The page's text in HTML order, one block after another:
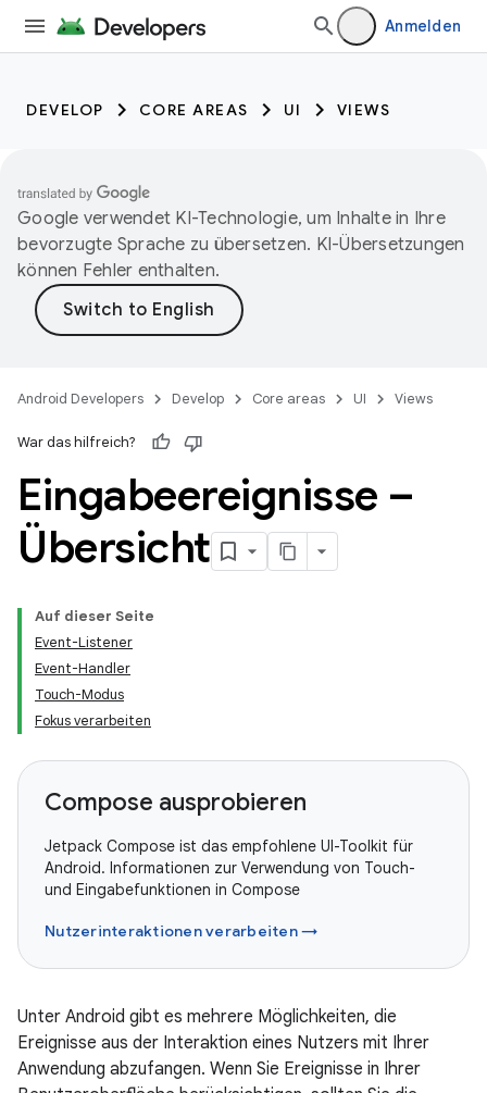
Anmelden
DEVELOP CORE AREAS UI VIEWS
Google verwendet KI-Technologie, um Inhalte in Ihre
bevorzugte Sprache zu übersetzen. KI-Übersetzungen
können Fehler enthalten.
Android Developers Develop Core areas UI Views
War das hilfreich?
Eingabeereignisse –
Übersicht
Auf dieser Seite
Event-Listener
Event-Handler
Touch-Modus
Fokus verarbeiten
Compose ausprobieren
Jetpack Compose ist das empfohlene UI-Toolkit für
Android. Informationen zur Verwendung von Touch-
und Eingabefunktionen in Compose
Nutzerinteraktionen verarbeiten →
Unter Android gibt es mehrere Möglichkeiten, die
Ereignisse aus der Interaktion eines Nutzers mit Ihrer
Anwendung abzufangen. Wenn Sie Ereignisse in Ihrer